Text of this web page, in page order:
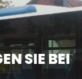
SIE BEI